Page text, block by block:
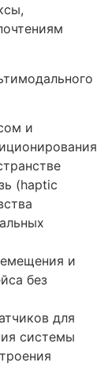
и
(haptic
и
без
для
системы